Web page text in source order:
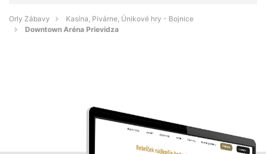
Orly Zábavy
Kasína, Pivárne, Únikové hry - Bojnice
Downtown Aréna Prievidza